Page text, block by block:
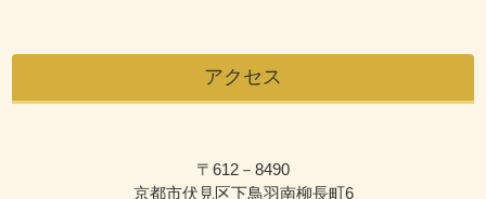
アクセス
〒612－8490
京都市伏見区下鳥羽南柳長町6